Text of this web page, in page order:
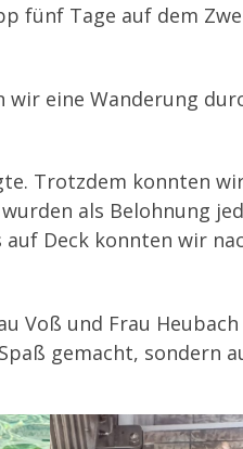
fünf Tage auf dem
eine Wanderung
Trotzdem konnten
als Belohnung
Deck konnten wir
Voß und Frau
gemacht, sondern